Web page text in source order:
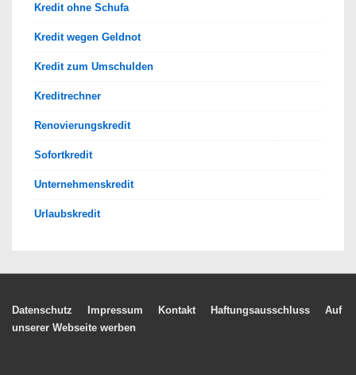
Kredit ohne Schufa
Kredit wegen Geldnot
Kredit zum Umschulden
Kreditrechner
Renovierungskredit
Sofortkredit
Unternehmenskredit
Urlaubskredit
Footer-
Datenschutz Impressum Kontakt Haftungsausschluss
Auf
unserer Webseite werben